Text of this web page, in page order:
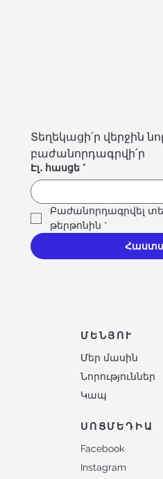
Տեղեկացի՛ր վերջին
բաժանորդագրվի՛ր
Էլ․ հասցե *
Բաժանորդագրվել
թերթոնին *
ՄԵՆՅՈՒ
Մեր մասին
Նորություններ
Կապ
ՍՈՑՄԵԴԻԱ
Facebook
Instagram